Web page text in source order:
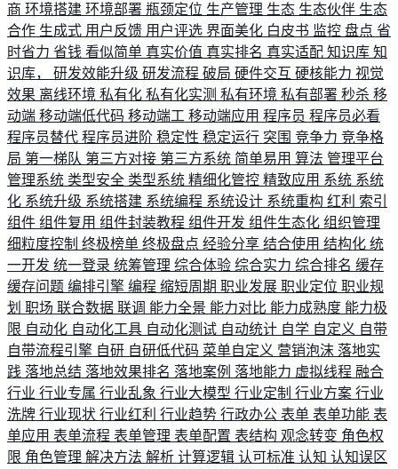
商 环境搭建 环境部署 瓶颈定位 生产管理 生态 生态伙伴 生态
合作 生成式 用户反馈 用户评选 界面美化 白皮书 监控 盘点 省
时省力 省钱 看似简单 真实价值 真实排名 真实适配 知识库 知
识库， 研发效能升级 研发流程 破局 硬件交互 硬核能力 视觉
效果 离线环境 私有化 私有化实测 私有环境 私有部署 秒杀 移
动端 移动端低代码 移动端工 移动端应用 程序员 程序员必看
程序员替代 程序员进阶 稳定性 稳定运行 突围 竞争力 竞争格
局 第一梯队 第三方对接 第三方系统 简单易用 算法 管理平台
管理系统 类型安全 类型系统 精细化管控 精致应用 系统 系统
化 系统升级 系统搭建 系统编程 系统设计 系统重构 红利 索引
组件 组件复用 组件封装教程 组件开发 组件生态化 组织管理
细粒度控制 终极榜单 终极盘点 经验分享 结合使用 结构化 统
一开发 统一登录 统筹管理 综合体验 综合实力 综合排名 缓存
缓存问题 编排引擎 编程 缩短周期 职业发展 职业定位 职业规
划 职场 联合数据 联调 能力全景 能力对比 能力成熟度 能力极
限 自动化 自动化工具 自动化测试 自动统计 自学 自定义 自带
自带流程引擎 自研 自研低代码 菜单自定义 营销泡沫 落地实
践 落地总结 落地效果排名 落地案例 落地能力 虚拟线程 融合
行业 行业专属 行业乱象 行业大模型 行业定制 行业方案 行业
洗牌 行业现状 行业红利 行业趋势 行政办公 表单 表单功能 表
单应用 表单流程 表单管理 表单配置 表结构 观念转变 角色权
限 角色管理 解决方法 解析 计算逻辑 认可标准 认知 认知误区